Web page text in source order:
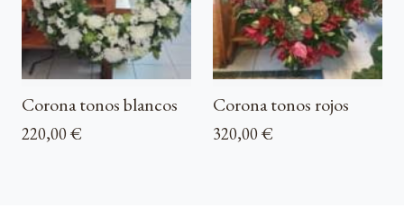
Corona tonos blancos
220,00 €
Corona tonos rojos
320,00 €